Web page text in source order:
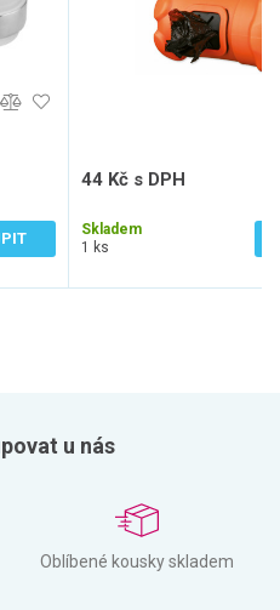
44 Kč s DPH
Skladem
1 ks
u nás
Oblíbené kousky skladem